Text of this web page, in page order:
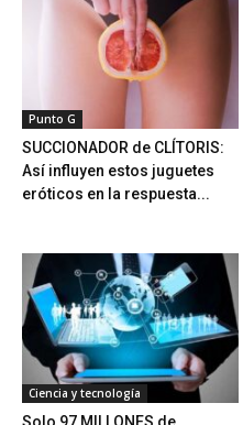
Punto G
SUCCIONADOR de CLÍTORIS:
Así influyen estos juguetes
eróticos en la respuesta...
Ciencia y tecnología
Solo 97 MILLONES de